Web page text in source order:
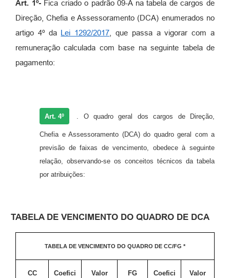
Art. 1º- Fica criado o padrão 09-A na tabela de cargos de
Direção, Chefia e Assessoramento (DCA) enumerados no
artigo 4º da Lei 1292/2017 , que passa a vigorar com a
remuneração calculada com base na seguinte tabela de
pagamento:
Art. 4º . O quadro geral dos cargos de Direção,
Chefia e Assessoramento (DCA) do quadro geral com a
previsão de faixas de vencimento, obedece à seguinte
relação, observando-se os conceitos técnicos da tabela
por atribuições:
TABELA DE VENCIMENTO DO QUADRO DE DCA
TABELA DE VENCIMENTO DO QUADRO DE CC/FG *
CC
Coefici
Valor FG
Coefici
Valor